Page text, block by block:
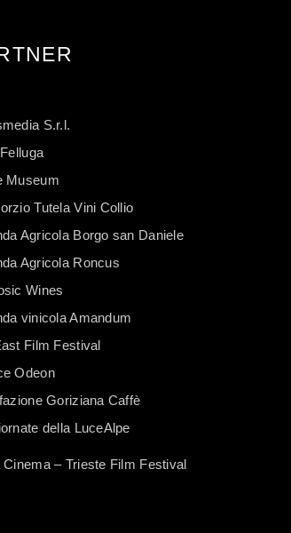
S.r.l.
Museum
Tutela Vini Collio
Agricola Borgo san Daniele
Agricola Roncus
Wines
vinicola Amandum
Film Festival
Odeon
Goriziana Caffè
della LuceAlpe
Cinema – Trieste Film Festival